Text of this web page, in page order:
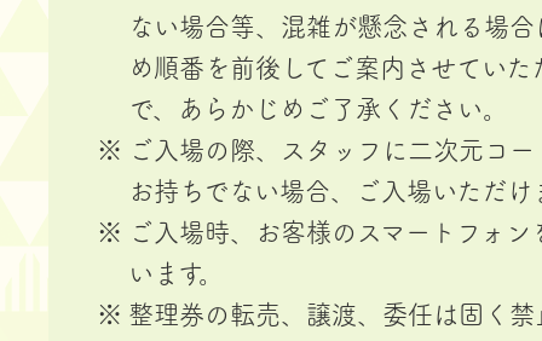
ない場合等、混雑が懸念される場合
め順番を前後してご案内させてい
で、あらかじめご了承ください。
ご入場の際、スタッフに二次元コ
お持ちでない場合、ご入場いただけ
ご入場時、お客様のスマートフォ
います。
整理券の転売、譲渡、委任は固く禁